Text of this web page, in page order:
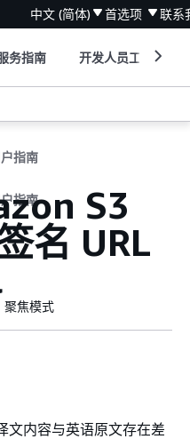
中文 (简体) 首选项 联系
务指南 开发人员工具
指南
指南
S3
名 URL
聚焦模式
文内容与英语原文存在差